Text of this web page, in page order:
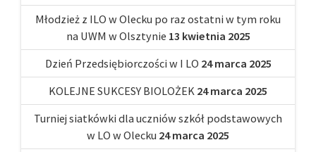
Młodzież z ILO w Olecku po raz ostatni w tym roku
na UWM w Olsztynie 13 kwietnia 2025
Dzień Przedsiębiorczości w I LO 24 marca 2025
KOLEJNE SUKCESY BIOLOŻEK 24 marca 2025
Turniej siatkówki dla uczniów szkół podstawowych
w LO w Olecku 24 marca 2025